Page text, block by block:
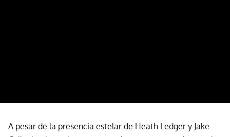
A pesar de la presencia estelar de Heath Ledger y Jake